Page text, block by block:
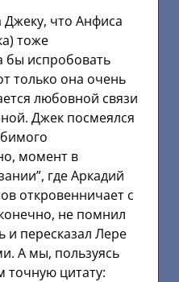
Джеку, что Анфиса
тоже
бы испробовать
только она очень
любовной связи
Джек посмеялся
момент в
где Аркадий
откровенничает с
не помнил
и пересказал Лере
А мы, пользуясь
точную цитату: